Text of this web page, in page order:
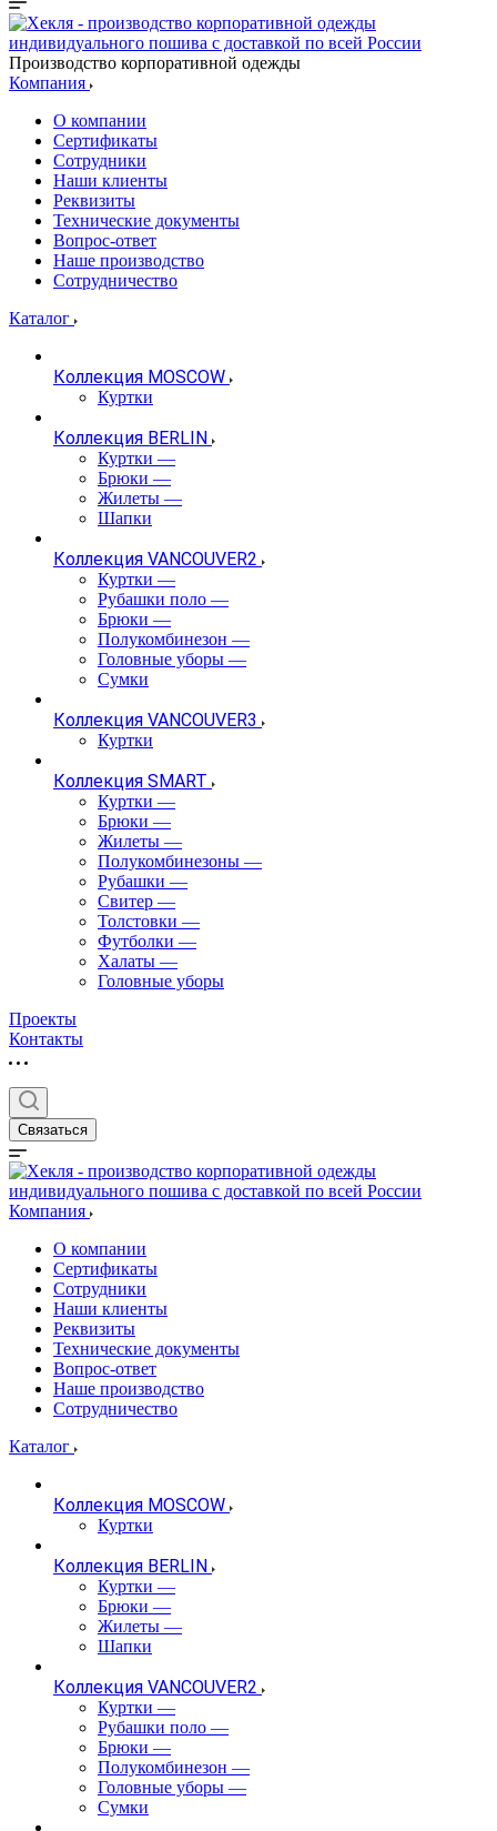
Производство корпоративной одежды
Компания
О компании
Сертификаты
Сотрудники
Наши клиенты
Реквизиты
Технические документы
Вопрос-ответ
Наше производство
Сотрудничество
Каталог
Коллекция MOSCOW
Куртки
Коллекция BERLIN
Куртки —
Брюки —
Жилеты —
Шапки
Коллекция VANCOUVER2
Куртки —
Рубашки поло —
Брюки —
Полукомбинезон —
Головные уборы —
Сумки
Коллекция VANCOUVER3
Куртки
Коллекция SMART
Куртки —
Брюки —
Жилеты —
Полукомбинезоны —
Рубашки —
Свитер —
Толстовки —
Футболки —
Халаты —
Головные уборы
Проекты
Контакты
Связаться
Компания
О компании
Сертификаты
Сотрудники
Наши клиенты
Реквизиты
Технические документы
Вопрос-ответ
Наше производство
Сотрудничество
Каталог
Коллекция MOSCOW
Куртки
Коллекция BERLIN
Куртки —
Брюки —
Жилеты —
Шапки
Коллекция VANCOUVER2
Куртки —
Рубашки поло —
Брюки —
Полукомбинезон —
Головные уборы —
Сумки